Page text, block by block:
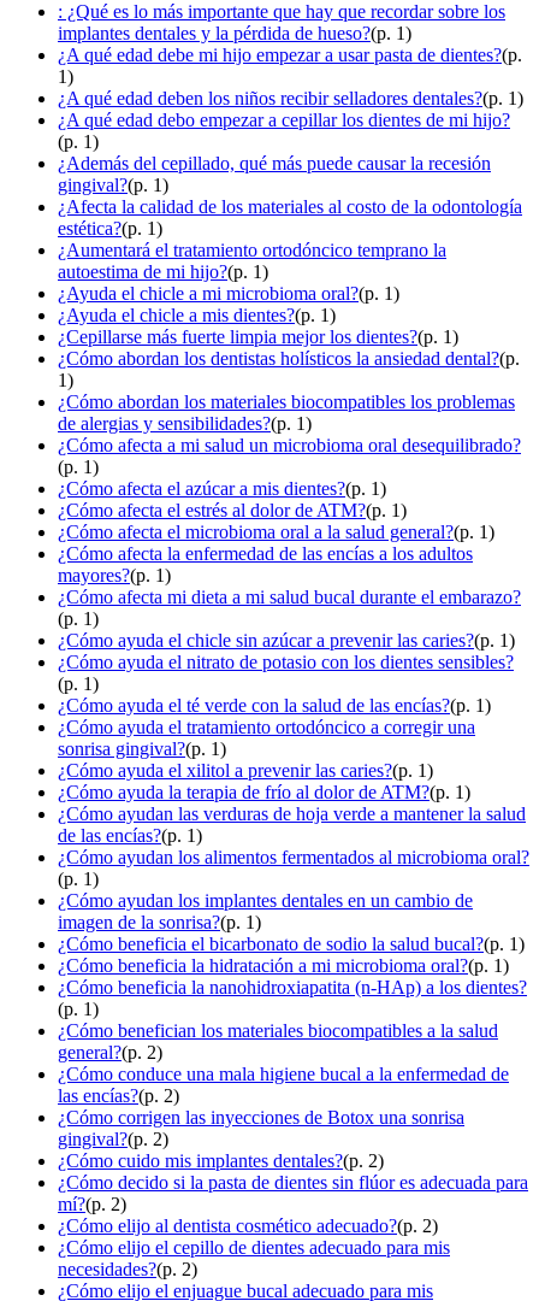
: ¿Qué es lo más importante que hay que recordar sobre los
implantes dentales y la pérdida de hueso?(p. 1)
¿A qué edad debe mi hijo empezar a usar pasta de dientes?(p.
1)
¿A qué edad deben los niños recibir selladores dentales?(p. 1)
¿A qué edad debo empezar a cepillar los dientes de mi hijo?
(p. 1)
¿Además del cepillado, qué más puede causar la recesión
gingival?(p. 1)
¿Afecta la calidad de los materiales al costo de la odontología
estética?(p. 1)
¿Aumentará el tratamiento ortodóncico temprano la
autoestima de mi hijo?(p. 1)
¿Ayuda el chicle a mi microbioma oral?(p. 1)
¿Ayuda el chicle a mis dientes?(p. 1)
¿Cepillarse más fuerte limpia mejor los dientes?(p. 1)
¿Cómo abordan los dentistas holísticos la ansiedad dental?(p.
1)
¿Cómo abordan los materiales biocompatibles los problemas
de alergias y sensibilidades?(p. 1)
¿Cómo afecta a mi salud un microbioma oral desequilibrado?
(p. 1)
¿Cómo afecta el azúcar a mis dientes?(p. 1)
¿Cómo afecta el estrés al dolor de ATM?(p. 1)
¿Cómo afecta el microbioma oral a la salud general?(p. 1)
¿Cómo afecta la enfermedad de las encías a los adultos
mayores?(p. 1)
¿Cómo afecta mi dieta a mi salud bucal durante el embarazo?
(p. 1)
¿Cómo ayuda el chicle sin azúcar a prevenir las caries?(p. 1)
¿Cómo ayuda el nitrato de potasio con los dientes sensibles?
(p. 1)
¿Cómo ayuda el té verde con la salud de las encías?(p. 1)
¿Cómo ayuda el tratamiento ortodóncico a corregir una
sonrisa gingival?(p. 1)
¿Cómo ayuda el xilitol a prevenir las caries?(p. 1)
¿Cómo ayuda la terapia de frío al dolor de ATM?(p. 1)
¿Cómo ayudan las verduras de hoja verde a mantener la salud
de las encías?(p. 1)
¿Cómo ayudan los alimentos fermentados al microbioma oral?
(p. 1)
¿Cómo ayudan los implantes dentales en un cambio de
imagen de la sonrisa?(p. 1)
¿Cómo beneficia el bicarbonato de sodio la salud bucal?(p. 1)
¿Cómo beneficia la hidratación a mi microbioma oral?(p. 1)
¿Cómo beneficia la nanohidroxiapatita (n-HAp) a los dientes?
(p. 1)
¿Cómo benefician los materiales biocompatibles a la salud
general?(p. 2)
¿Cómo conduce una mala higiene bucal a la enfermedad de
las encías?(p. 2)
¿Cómo corrigen las inyecciones de Botox una sonrisa
gingival?(p. 2)
¿Cómo cuido mis implantes dentales?(p. 2)
¿Cómo decido si la pasta de dientes sin flúor es adecuada para
mí?(p. 2)
¿Cómo elijo al dentista cosmético adecuado?(p. 2)
¿Cómo elijo el cepillo de dientes adecuado para mis
necesidades?(p. 2)
¿Cómo elijo el enjuague bucal adecuado para mis